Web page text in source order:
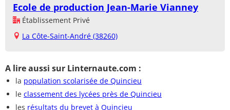
Ecole de production Jean-Marie Vianney
Établissement Privé
La Côte-Saint-André (38260)
A lire aussi sur Linternaute.com :
la population scolarisée de Quincieu
le classement des lycées près de Quincieu
les résultats du brevet à Quincieu